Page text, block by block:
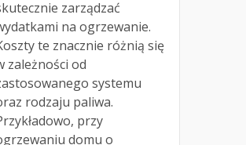
zarządzać
na ogrzewanie.
te znacznie różnią się
zależności od
systemu
rodzaju paliwa.
przy
domu o